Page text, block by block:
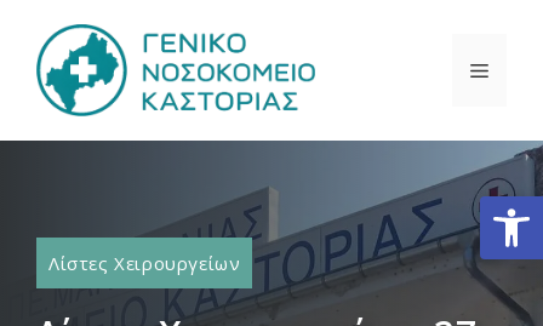
περιεχόμενο
Λίστες Χειρουργείων